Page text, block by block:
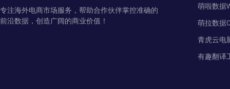
专注海外电商市场服务，帮助合作伙伴掌控准确的
前沿数据，创造广阔的商业价值！
萌啦数据
萌拉数据
青虎云电
有趣翻译